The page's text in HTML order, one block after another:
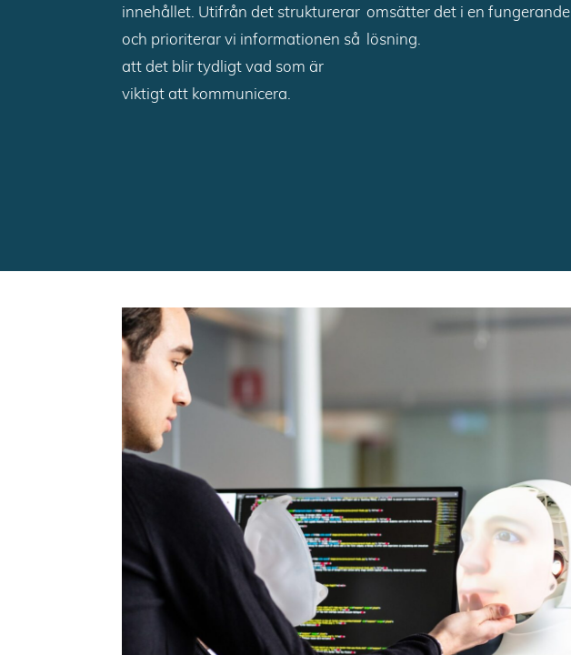
innehållet. Utifrån det strukturerar
och prioriterar vi informationen så
att det blir tydligt vad som är
viktigt att kommunicera.
omsätter det i en fungerande
lösning.